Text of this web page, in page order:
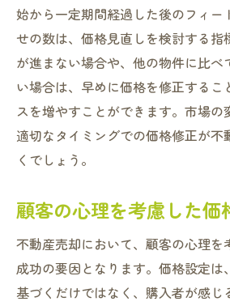
始から一定期間経過した後のフィー
せの数は、価格見直しを検討する指
が進まない場合や、他の物件に比べ
い場合は、早めに価格を修正するこ
スを増やすことができます。市場の
適切なタイミングでの価格修正が不
くでしょう。
顧客の心理を考慮した価
不動産売却において、顧客の心理を
成功の要因となります。価格設定は
基づくだけではなく、購入者が感じ